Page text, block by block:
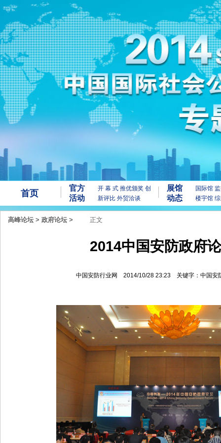
首页
官方
活动
开 幕 式 推优颁奖 创
新评比 外贸洽谈
展馆
动态
国际馆
楼宇馆
高峰论坛 > 政府论坛 > 正文
2014中国安防政府
中国安防行业网 2014/10/28 23:23 关键字：中国